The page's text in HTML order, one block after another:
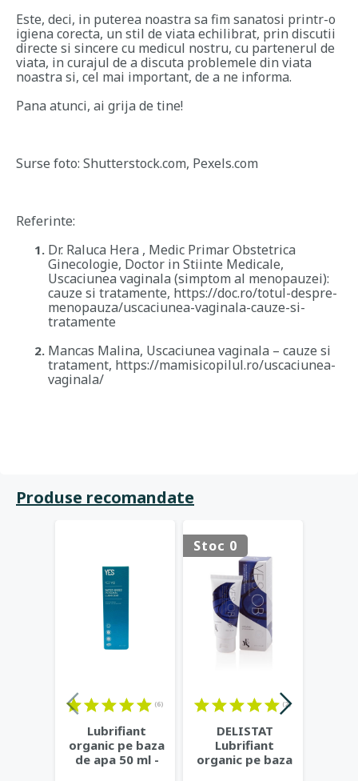
Este, deci, in puterea noastra sa fim sanatosi printr-o
igiena corecta, un stil de viata echilibrat, prin discutii
directe si sincere cu medicul nostru, cu partenerul de
viata, in curajul de a discuta problemele din viata
noastra si, cel mai important, de a ne informa.
Pana atunci, ai grija de tine!
Surse foto: Shutterstock.com, Pexels.com
Referinte:
Dr. Raluca Hera , Medic Primar Obstetrica
Ginecologie, Doctor in Stiinte Medicale,
Uscaciunea vaginala (simptom al menopauzei):
cauze si tratamente, https://doc.ro/totul-despre-
menopauza/uscaciunea-vaginala-cauze-si-
tratamente
Mancas Malina, Uscaciunea vaginala – cauze si
tratament, https://mamisicopilul.ro/uscaciunea-
vaginala/
Produse recomandate
(6)
Lubrifiant
organic pe baza
de apa 50 ml -
Stoc 0
(2)
DELISTAT
Lubrifiant
organic pe baza